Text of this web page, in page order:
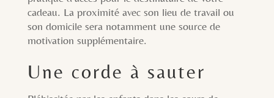
cadeau. La proximité avec son lieu de travail ou
son domicile sera notamment une source de
motivation supplémentaire.
Une corde à sauter